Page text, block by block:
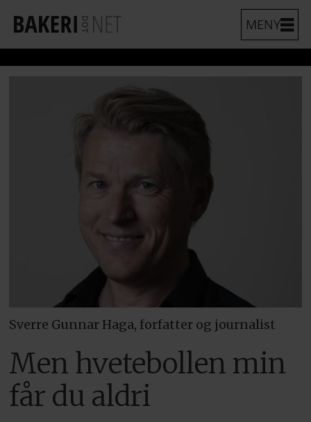
Sverre Gunnar Haga, forfatter og journalist
Men hvetebollen min
får du aldri